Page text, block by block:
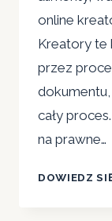
online
Kreatory te
przez
cały
na prawne…
DOWIEDZ